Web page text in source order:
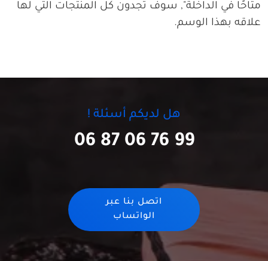
متاحًا في الداخلة", سوف تجدون كل المنتجات التي لها
علاقه بهذا الوسم.
هل لديكم أسئلة !
06 87 06 76 99
اتصل بنا عبر
الواتساب